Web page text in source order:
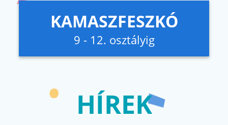
KAMASZFESZKÓ
9 - 12. osztályig
HÍREK